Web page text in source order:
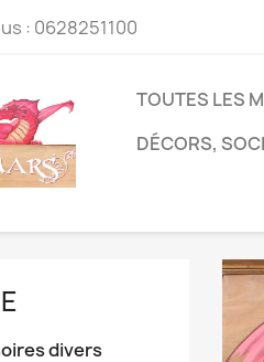
: 0628251100
TOUTES LES
DÉCORS,
divers